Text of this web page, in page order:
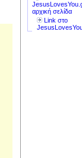
αρχική σελίδα
Link στο